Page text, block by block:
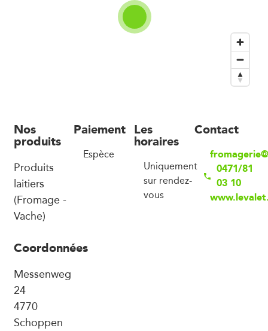
Nos
produits
Produits
laitiers
(Fromage -
Vache)
Paiement
Espèce
Les
horaires
Uniquement
sur rendez-
vous
Contact
0471/81
03 10
Coordonnées
Messenweg
24
4770
Schoppen